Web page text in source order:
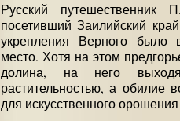
Русский путешественник
посетивший Заилийский
укрепления Верного было
место. Хотя на этом
долина, на него
растительностью, а обилие
для искусственного